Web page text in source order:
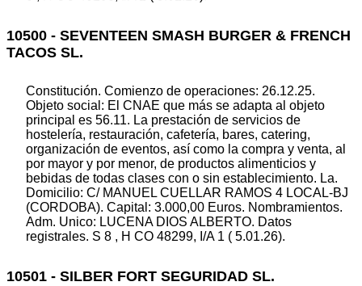
10500 - SEVENTEEN SMASH BURGER & FRENCH
TACOS SL.
Constitución. Comienzo de operaciones: 26.12.25.
Objeto social: El CNAE que más se adapta al objeto
principal es 56.11. La prestación de servicios de
hostelería, restauración, cafetería, bares, catering,
organización de eventos, así como la compra y venta, al
por mayor y por menor, de productos alimenticios y
bebidas de todas clases con o sin establecimiento. La.
Domicilio: C/ MANUEL CUELLAR RAMOS 4 LOCAL-BJ
(CORDOBA). Capital: 3.000,00 Euros. Nombramientos.
Adm. Unico: LUCENA DIOS ALBERTO. Datos
registrales. S 8 , H CO 48299, I/A 1 ( 5.01.26).
10501 - SILBER FORT SEGURIDAD SL.